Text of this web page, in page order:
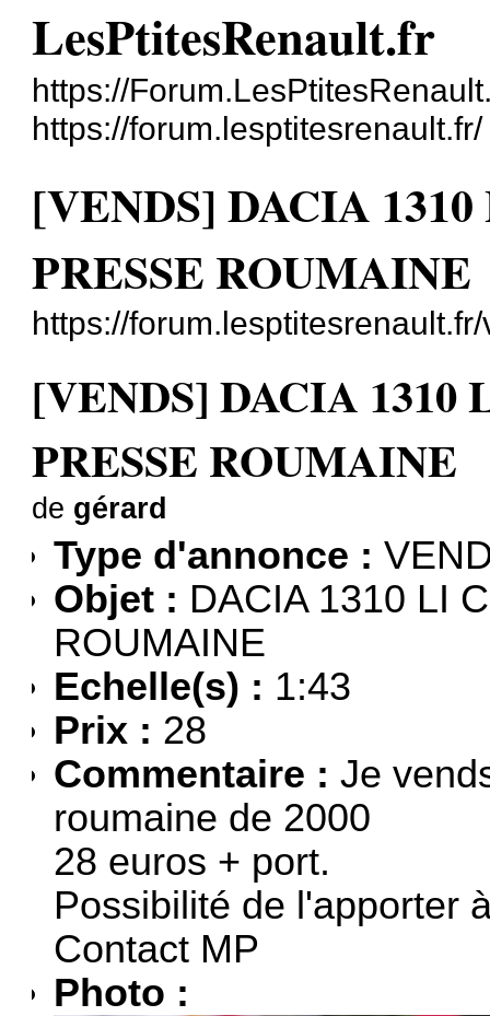
LesPtitesRenault.fr
https://
https://forum.lesptitesrenault.fr/
[VENDS] DACIA
PRESSE ROUMAINE
https://
[VENDS] DACIA
PRESSE ROUMAINE
de gérard
Type d'annonce :
Objet : DACIA 1310 LI
ROUMAINE
Echelle(s) : 1:43
Prix : 28
Commentaire : Je
roumaine de 2000
28 euros + port.
Possibilité de l'apporter
Contact MP
Photo :